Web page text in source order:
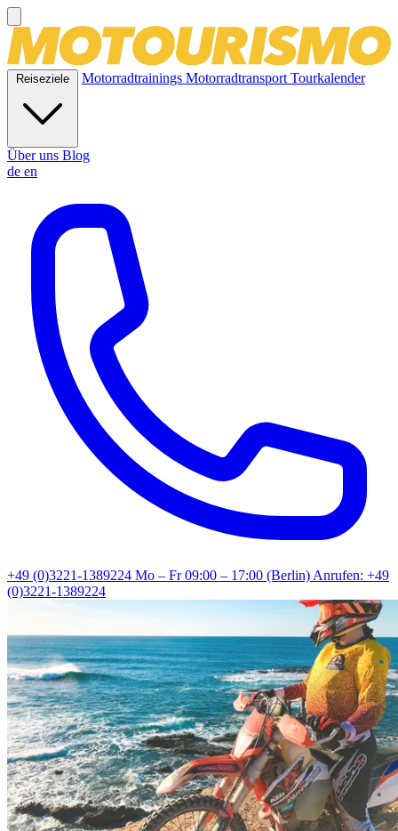
Reiseziele Motorradtrainings MotorradtransportTourkalender
Über uns Blog
de en
+49 (0)3221-1389224 Mo – Fr 09:00 – 17:00 (Berlin)Anrufen: +49
(0)3221-1389224